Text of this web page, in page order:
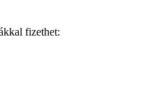
fizethet: